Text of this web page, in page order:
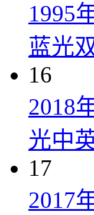
1995
蓝光
16
2018
光中
17
2017